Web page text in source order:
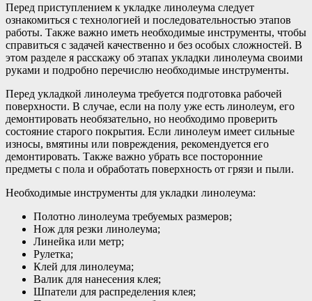
Перед приступлением к укладке линолеума следует
ознакомиться с технологией и последовательностью этапов
работы. Также важно иметь необходимые инструменты, чтобы
справиться с задачей качественно и без особых сложностей. В
этом разделе я расскажу об этапах укладки линолеума своими
руками и подробно перечислю необходимые инструменты.
Перед укладкой линолеума требуется подготовка рабочей
поверхности. В случае, если на полу уже есть линолеум, его
демонтировать необязательно, но необходимо проверить
состояние старого покрытия. Если линолеум имеет сильные
износы, вмятины или повреждения, рекомендуется его
демонтировать. Также важно убрать все посторонние
предметы с пола и обработать поверхность от грязи и пыли.
Необходимые инструменты для укладки линолеума:
Полотно линолеума требуемых размеров;
Нож для резки линолеума;
Линейка или метр;
Рулетка;
Клей для линолеума;
Валик для нанесения клея;
Шпатели для распределения клея;